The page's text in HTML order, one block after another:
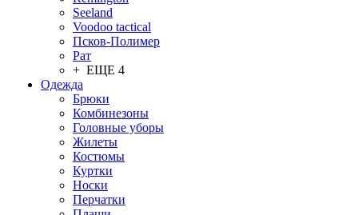
Seeland
Voodoo tactical
Псков-Полимер
Рат
+ ЕЩЕ 4
Одежда
Брюки
Комбинезоны
Головные уборы
Жилеты
Костюмы
Куртки
Носки
Перчатки